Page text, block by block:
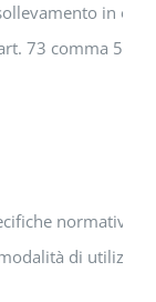
in
73 comma 5
normative
di utilizzo